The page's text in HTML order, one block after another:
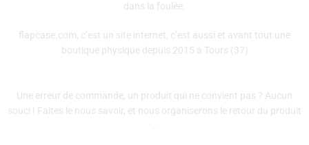
dans la foulée.
flapcase.com, c’est un site internet, c’est aussi et avant tout une
boutique physique depuis 2015 à Tours (37)
Une erreur de commande, un produit qui ne convient pas ? Aucun
souci ! Faites le nous savoir, et nous organiserons le retour du produit